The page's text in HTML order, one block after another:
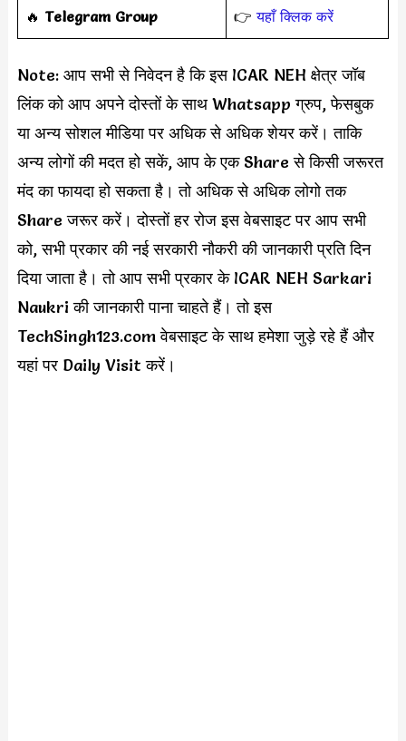
‎️‍🔥 Telegram Group 👉यहाँ क्लिक करें
Note: आप सभी से निवेदन है कि इस ICAR NEH क्षेत्र जॉब
लिंक को आप अपने दोस्तों के साथ Whatsapp ग्रुप, फेसबुक
या अन्य सोशल मीडिया पर अधिक से अधिक शेयर करें। ताकि
अन्य लोगों की मदत हो सकें, आप के एक Share से किसी जरूरत
मंद का फायदा हो सकता है। तो अधिक से अधिक लोगो तक
Share जरूर करें। दोस्तों हर रोज इस वेबसाइट पर आप सभी
को, सभी प्रकार की नई सरकारी नौकरी की जानकारी प्रति दिन
दिया जाता है। तो आप सभी प्रकार के ICAR NEH Sarkari
Naukri की जानकारी पाना चाहते हैं। तो इस
TechSingh123.com वेबसाइट के साथ हमेशा जुड़े रहे हैं और
यहां पर Daily Visit करें।